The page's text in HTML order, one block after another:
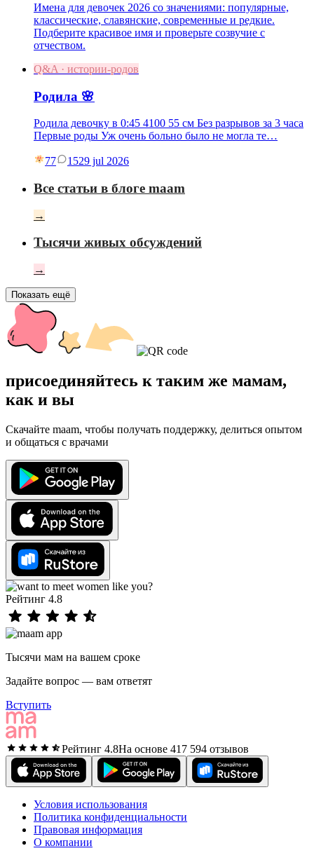
Имена для девочек 2026 со значениями: популярные,
классические, славянские, современные и редкие.
Подберите красивое имя и проверьте созвучие с
отчеством.
Q&A · истории-родов
Родила 🌸
Родила девочку в 0:45 4100 55 см Без разрывов за 3 часа
Первые роды Уж очень больно было не могла те…
77 1529 jul 2026
Все статьи в блоге maam
→
Тысячи живых обсуждений
→
Показать ещё
присоединяйтесь к таким же мамам,
как и вы
Скачайте maam, чтобы получать поддержку, делиться опытом
и общаться с врачами
Рейтинг 4.8
Тысячи мам на вашем сроке
Задайте вопрос — вам ответят
Вступить
Рейтинг 4.8На основе 417 594 отзывов
Условия использования
Политика конфиденциальности
Правовая информация
О компании